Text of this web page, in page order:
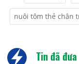
nuôi tôm thẻ chân
Tin đã đưa